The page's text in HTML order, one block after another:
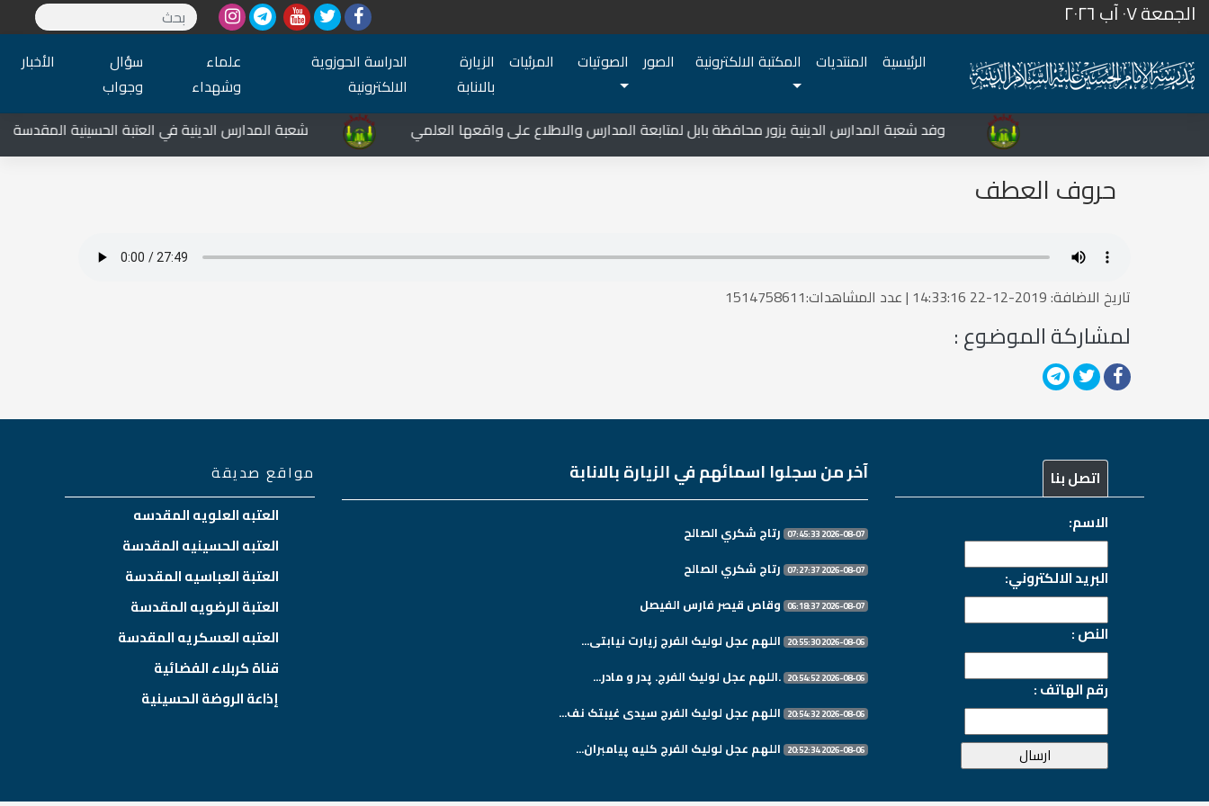
الجمعة ٠٧ آب ٢٠٢٦
الرئيسية المنتديات المكتبة الالكترونية الصور الصوتيات المرئيات الزيارة
بالانابة
الدراسة الحوزوية
الالكترونية
علماء
وشهداء
سؤال
وجواب
الأخبار
وفد شعبة المدارس الدينية يزور محافظة بابل لمتابعة المدارس والاطلاع على واقعها العلمي شعبة المدارس الدينية في العتبة الحسينية المقدسة
حروف العطف
تاريخ الاضافة: 2019-12-22 14:33:16 | عدد المشاهدات:1514758611
لمشاركة الموضوع :
اتصل بنا
الاسم:
البريد الالكتروني:
النص :
رقم الهاتف :
آخر من سجلوا اسمائهم في الزيارة بالانابة
2026-08-07 07:45:33 رتاج شكري الصالح
2026-08-07 07:27:37 رتاج شكري الصالح
2026-08-07 06:18:37 وقاص قيصر فارس الفيصل
2026-08-06 20:55:30 اللهم عجل لولیک الفرج زیارت نیابتی...
2026-08-06 20:54:52 .اللهم عجل لولیک الفرج. پدر و مادر...
2026-08-06 20:54:32 اللهم عجل لولیک الفرج سیدی غیبتک نف...
2026-08-06 20:52:34 اللهم عجل لولیک الفرج کلیه پیامبران...
مواقع صديقة
العتبه العلويه المقدسه
العتبه الحسينيه المقدسة
العتبة العباسيه المقدسة
العتبة الرضويه المقدسة
العتبه العسكريه المقدسة
قناة كربلاء الفضائية
إذاعة الروضة الحسينية